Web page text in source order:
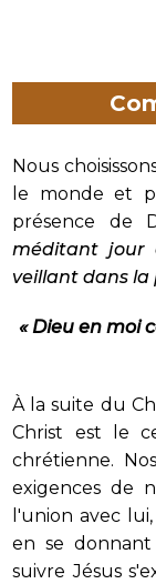
Nous
le monde et
présence de
méditant jour
veillant dans la
« Dieu en moi
À la suite du
Christ est le
chrétienne.
exigences de
l'union avec
en se
suivre Jésus